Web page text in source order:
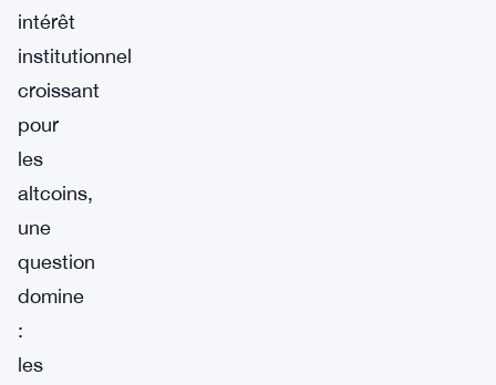
intérêt
institutionnel
croissant
pour
les
altcoins,
une
question
domine
:
les